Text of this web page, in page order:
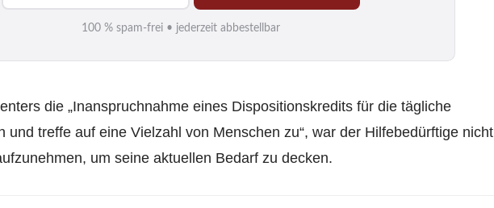
i
*
100 % spam-frei • jederzeit abbestellbar
die „Inanspruchnahme eines Dispositionskredits für die tägliche
und treffe auf eine Vielzahl von Menschen zu“, war der Hilfebedürftige nicht
um seine aktuellen Bedarf zu decken.